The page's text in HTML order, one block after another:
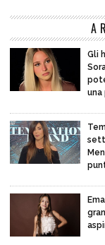
Gli
una